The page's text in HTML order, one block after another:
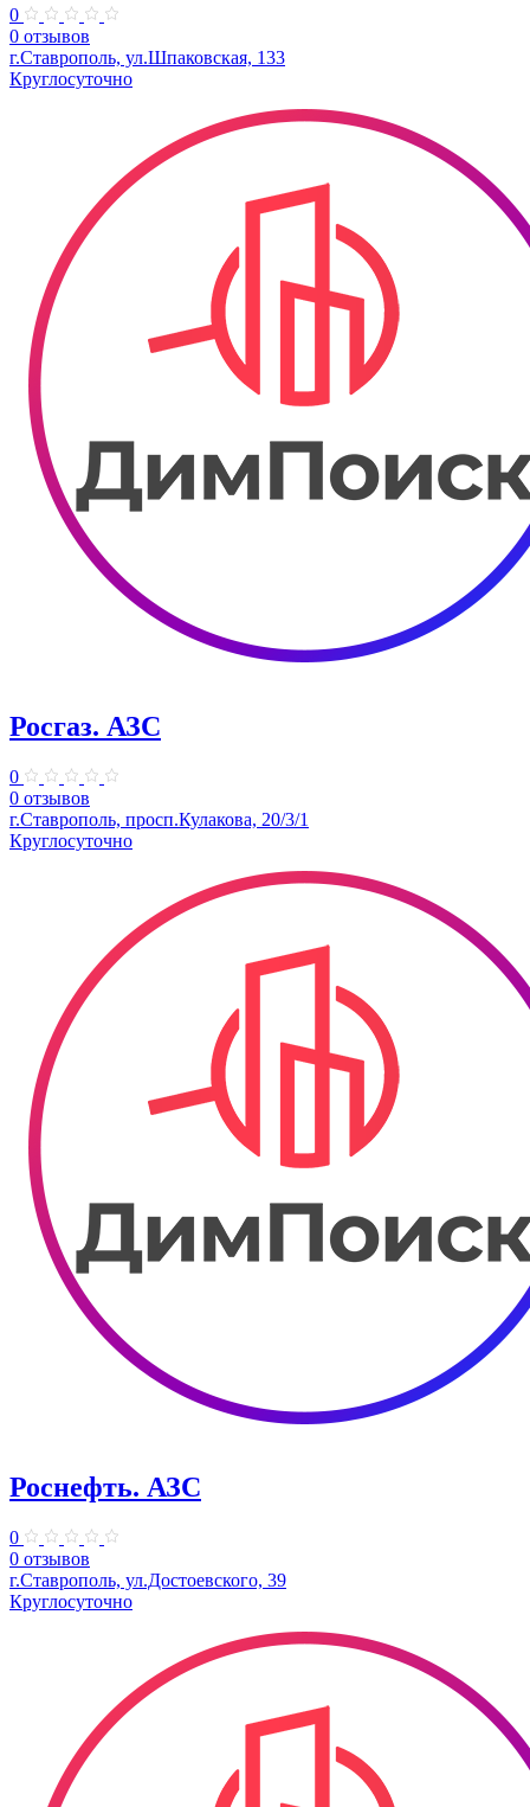
0
0 отзывов
г.Ставрополь, ул.Шпаковская, 133
Круглосуточно
Росгаз. АЗС
0
0 отзывов
г.Ставрополь, просп.Кулакова, 20/3/1
Круглосуточно
Роснефть. АЗС
0
0 отзывов
г.Ставрополь, ул.Достоевского, 39
Круглосуточно